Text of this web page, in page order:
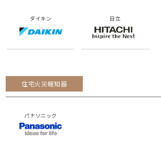
ダイキン 日立
住宅火災報知器
パナソニック